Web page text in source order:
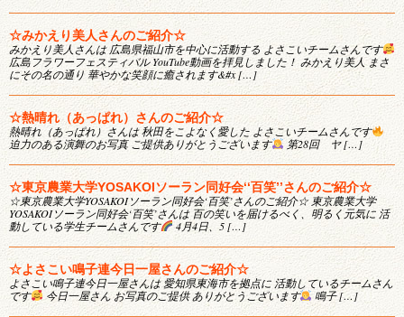
☆みかえり美人さんのご紹介☆
みかえり美人さんは 広島県福山市を中心に活動する よさこいチームさんです
広島フラワーフェスティバル YouTube動画を拝見しました！ みかえり美人 まさ
にその名の通り 華やかな笑顔に癒されます&#x […]
☆熱晴れ（あっぱれ）さんのご紹介☆
熱晴れ（あっぱれ）さんは 秋田をこよなく愛した よさこいチームさんです
迫力のある演舞のお写真 ご提供ありがとうございます
第28回 ヤ […]
☆東京農業大学YOSAKOIソーラン同好会‘‘百笑’’さんのご紹介☆
☆東京農業大学YOSAKOIソーラン同好会‘百笑’さんのご紹介☆ 東京農業大学
YOSAKOIソーラン同好会‘百笑’さんは 百の笑いを届けるべく、明るく元気に 活
動している学生チームさんです
4月4日、5 […]
☆よさこい鳴子連今日一屋さんのご紹介☆
よさこい鳴子連今日一屋さんは 愛知県東海市を拠点に 活動しているチームさん
です
今日一屋さん お写真のご提供 ありがとうございます 鳴子 […]